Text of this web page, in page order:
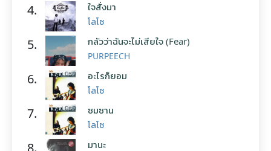
4. ใจสั่งมา
โลโซ
5. กลัวว่าฉันจะไม่เสียใจ (Fear)
PURPEECH
6. อะไรก็ยอม
โลโซ
7. ซมซาน
โลโซ
8. มานะ